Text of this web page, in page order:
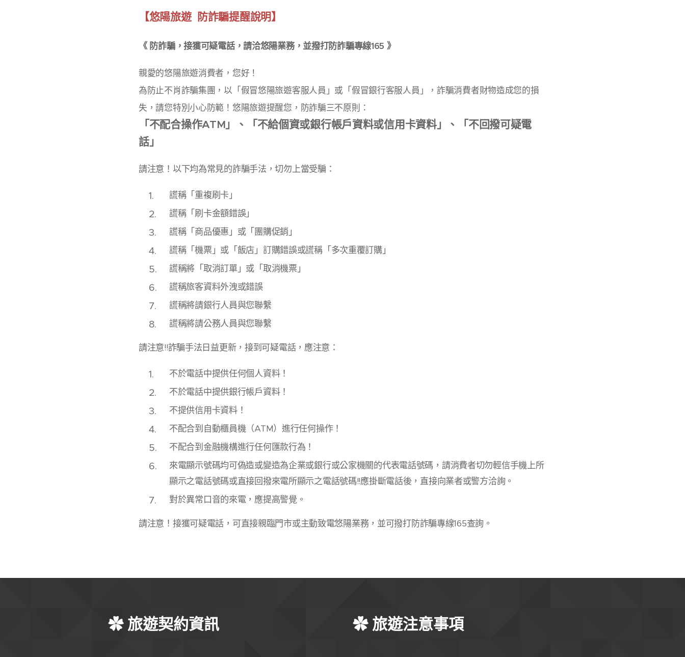
【悠陽旅遊 防詐騙提醒說明】
《 防詐騙，接獲可疑電話，請洽悠陽業務，並撥打防詐騙專線165 》
親愛的悠陽旅遊消費者，您好！
為防止不肖詐騙集團，以「假冒悠陽旅遊客服人員」或「假冒銀行客服人員」，詐騙消費者財物造成您的損
失，請您特別小心防範！ 悠陽旅遊提醒您，防詐騙三不原則：
「不配合操作ATM」、「不給個資或銀行帳戶資料或信用卡資料」、「不回撥可疑電
話」
請注意！以下均為常見的詐騙手法，切勿上當受騙：
謊稱「重複刷卡」
謊稱「刷卡金額錯誤」
謊稱「商品優惠」或「團購促銷」
謊稱「機票」或「飯店」訂購錯誤或謊稱「多次重覆訂購」
謊稱將「取消訂單」或「取消機票」
謊稱旅客資料外洩或錯誤
謊稱將請銀行人員與您聯繫
謊稱將請公務人員與您聯繫
請注意!!詐騙手法日益更新，接到可疑電話，應注意：
不於電話中提供任何個人資料！
不於電話中提供銀行帳戶資料！
不提供信用卡資料！
不配合到自動櫃員機（ATM）進行任何操作！
不配合到金融機構進行任何匯款行為！
來電顯示號碼均可偽造或變造為企業或銀行或公家機關的代表電話號碼，請消費者切勿輕信手機上所
顯示之電話號碼或直接回撥來電所顯示之電話號碼!!應掛斷電話後，直接向業者或警方洽詢。
對於異常口音的來電，應提高警覺。
請注意！接獲可疑電話，可直接親臨門市或主動致電悠陽業務，並可撥打防詐騙專線165查詢。
✿ 旅遊契約資訊 ✿ 旅遊注意事項